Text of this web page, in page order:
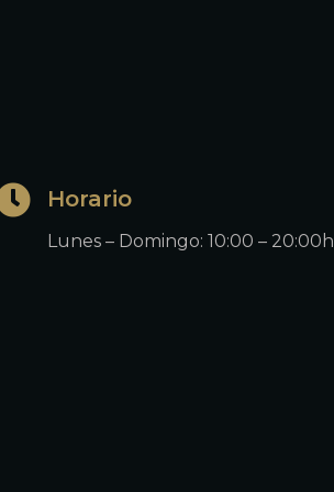
Horario
Lunes – Domingo: 10:00 – 20:00h